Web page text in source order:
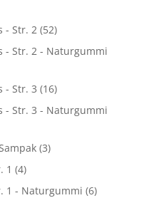
- Str. 2 (52)
- Str. 2 - Naturgummi
- Str. 3 (16)
- Str. 3 - Naturgummi
(3)
1 (4)
1 - Naturgummi (6)